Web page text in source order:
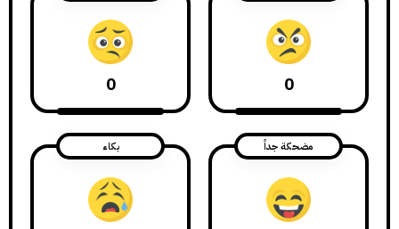
0
0
مضحكة جداً بكاء